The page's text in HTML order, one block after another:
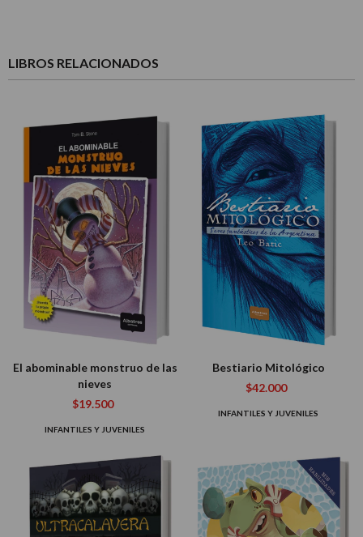
LIBROS RELACIONADOS
El abominable monstruo de las
nieves
$19.500
INFANTILES Y JUVENILES
Bestiario Mitológico
$42.000
INFANTILES Y JUVENILES